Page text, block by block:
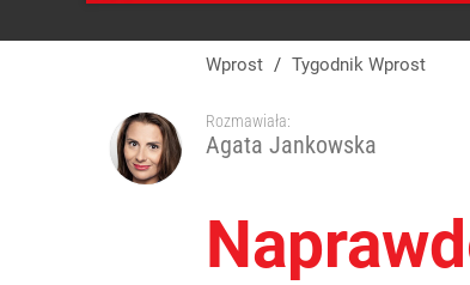
Wprost / Tygodnik Wprost
Rozmawiała:
Agata Jankowska